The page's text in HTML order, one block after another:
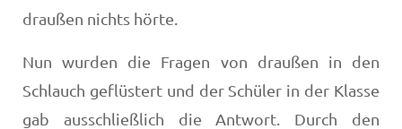
draußen nichts hörte.
Nun wurden die Fragen von draußen in den
Schlauch geflüstert und der Schüler in der Klasse
gab ausschließlich die Antwort. Durch den